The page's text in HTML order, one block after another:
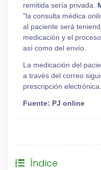
remitida sería privada.
"la consulta médica
al paciente será
medicación y el
así como del envío.
La medicación del
a través del correo
prescripción electrónica.
Fuente: PJ online
Índice